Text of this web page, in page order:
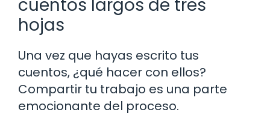
cuentos largos de tres
hojas
Una vez que hayas escrito tus
cuentos, ¿qué hacer con ellos?
Compartir tu trabajo es una parte
emocionante del proceso.